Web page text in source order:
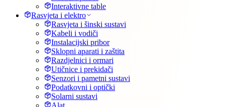
Interaktivne table
Rasvjeta i elektro
Rasvjeta i šinski sustavi
Kabeli i vodiči
Instalacijski pribor
Sklopni aparati i zaštita
Razdjelnici i ormari
Utičnice i prekidači
Senzori i pametni sustavi
Podatkovni i optički
Solarni sustavi
Alat